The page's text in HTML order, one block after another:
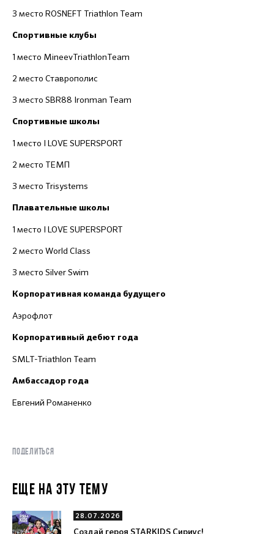
3 место ROSNEFT Triathlon Team
Спортивные клубы
1 место MineevTriathlonTeam
2 место Ставрополис
3 место SBR88 Ironman Team
Спортивные школы
1 место I LOVE SUPERSPORT
2 место ТЕМП
3 место Trisystems
Плавательные школы
1 место I LOVE SUPERSPORT
2 место World Class
3 место Silver Swim
Корпоративная команда будущего
Аэрофлот
Корпоративный дебют года
SMLT-Triathlon Team
Амбассадор года
Евгений Романенко
ПОДЕЛИТЬСЯ
ЕЩЕ НА ЭТУ ТЕМУ
28.07.2026
Создай героя STARKIDS Сириус!